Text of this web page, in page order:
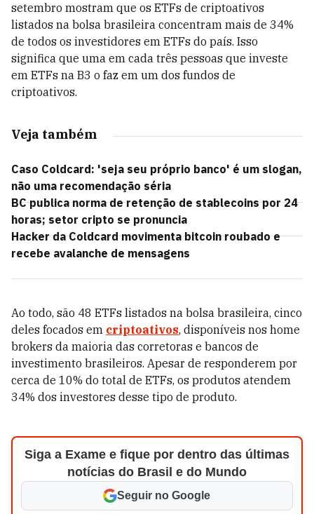
setembro mostram que os ETFs de criptoativos
listados na bolsa brasileira concentram mais de 34%
de todos os investidores em ETFs do país. Isso
significa que uma em cada três pessoas que investe
em ETFs na B3 o faz em um dos fundos de
criptoativos.
Veja também
Caso Coldcard: 'seja seu próprio banco' é um slogan,
não uma recomendação séria
BC publica norma de retenção de stablecoins por 24
horas; setor cripto se pronuncia
Hacker da Coldcard movimenta bitcoin roubado e
recebe avalanche de mensagens
Ao todo, são 48 ETFs listados na bolsa brasileira, cinco
deles focados em criptoativos, disponíveis nos home
brokers da maioria das corretoras e bancos de
investimento brasileiros. Apesar de responderem por
cerca de 10% do total de ETFs, os produtos atendem
34% dos investores desse tipo de produto.
Siga a Exame e fique por dentro das últimas
notícias do Brasil e do Mundo
Seguir no Google